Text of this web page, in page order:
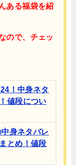
ある福袋を紹
ので、チェッ
！中身ネタ
値段につい
身ネタバレ
とめ！値段